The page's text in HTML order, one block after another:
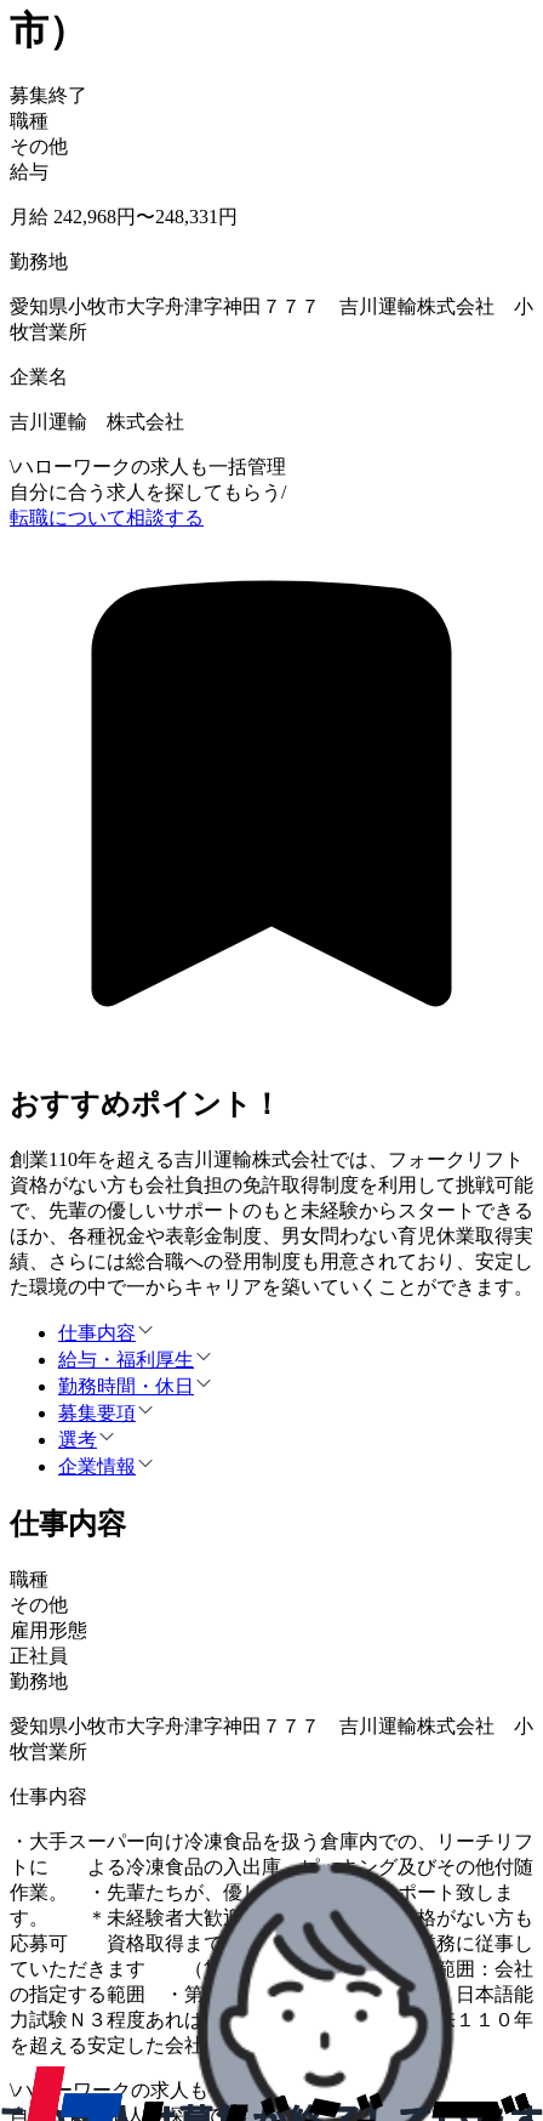
市）
募集終了
職種
その他
給与
月給 242,968円〜248,331円
勤務地
愛知県小牧市大字舟津字神田７７７ 吉川運輸株式会社 小
牧営業所
企業名
吉川運輸 株式会社
\ハローワークの求人も一括管理
自分に合う求人を探してもらう /
転職について相談する
おすすめポイント！
創業110年を超える吉川運輸株式会社では、フォークリフト
資格がない方も会社負担の免許取得制度を利用して挑戦可能
で、先輩の優しいサポートのもと未経験からスタートできる
ほか、各種祝金や表彰金制度、男女問わない育児休業取得実
績、さらには総合職への登用制度も用意されており、安定し
た環境の中で一からキャリアを築いていくことができます。
仕事内容
給与・福利厚生
勤務時間・休日
募集要項
選考
企業情報
仕事内容
職種
その他
雇用形態
正社員
勤務地
愛知県小牧市大字舟津字神田７７７ 吉川運輸株式会社 小
牧営業所
仕事内容
・大手スーパー向け冷凍食品を扱う倉庫内での、リーチリフ
トに よる冷凍食品の入出庫、ピッキング及びその他付随
作業。 ・先輩たちが、優しくしっかりとサポート致しま
す。 ＊未経験者大歓迎！フォークリフト資格がない方も
応募可 資格取得までは手元作業等、倉庫内業務に従事し
ていただきます （賃金等同条件） ・変更範囲：会社
の指定する範囲 ・第一言語が日本語以外の方は、日本語能
力試験Ｎ３程度あれば 尚可 ・当社は創業以来１１０年
を超える安定した会社です。
\ハローワークの求人も一括管理
自分に合う求人を探してもらう/